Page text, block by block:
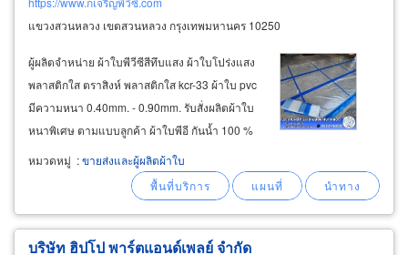
แขวงสวนหลวง เขตสวนหลวง กรุงเทพมหานคร 10250
ผู้ผลิตจำหน่าย ผ้าใบพีวีซีสีทึบแสง ผ้าใบโปร่งแสง
พลาสติกใส ตราสิงห์ พลาสติกใส kcr-33 ผ้าใบ pvc
มีความหนา 0.40mm. - 0.90mm. รับสั่งผลิตผ้าใบ
หนาพิเศษ ตามแบบลูกค้า ผ้าใบพีอี กันน้ำ 100 %
ผ้าใบคูนิล่อน ตราสิงห์ ผ้าใบ pe270g., pe220g.,
pe180g. ผ้าใบพีอี กันน้ำ พลาสติกใส หนา0.5mm
หมวดหมู่ :ขายส่งและผู้ผลิตผ้าใบ
บริษัท ฮิปโป พาร์ตแอนด์เพลย์ จำกัด